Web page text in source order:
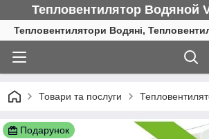
Тепловентилятор Водяной
Тепловентилятори Водяні,
Товари та послуги
Подарунок